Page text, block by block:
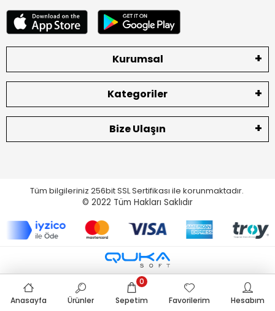
Kurumsal
Kategoriler
Bize Ulaşın
Tüm bilgileriniz 256bit SSL Sertifikası ile korunmaktadır.
© 2022 Tüm Hakları Saklıdır
Anasayfa Ürünler Sepetim
0
Favorilerim
Hesabım